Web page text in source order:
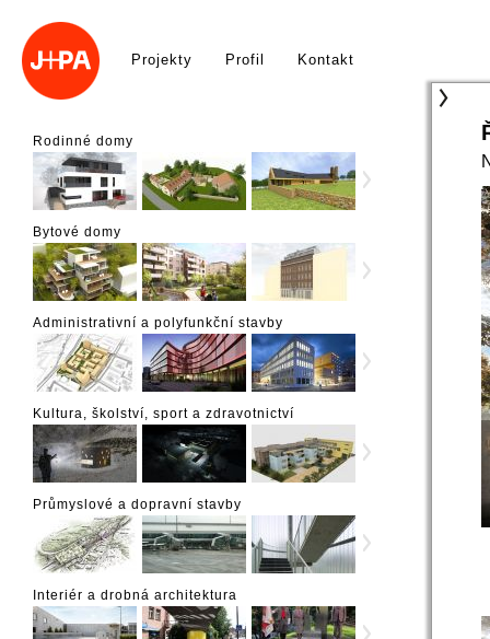
Projekty Profil Kontakt
Rodinné domy
Bytové domy
Administrativní a polyfunkční stavby
Kultura, školství, sport a zdravotnictví
Průmyslové a dopravní stavby
Interiér a drobná architektura